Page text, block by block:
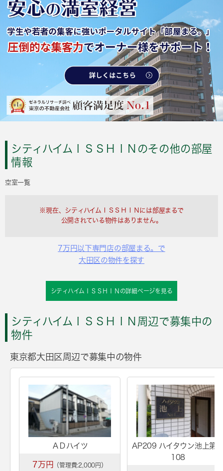
シティハイムＩＳＳＨＩＮのその他の部屋
情報
空室一覧
※現在、シティハイムＩＳＳＨＩＮには部屋まるで
公開されている物件はありません。
7万円以下専門店の部屋まる。で
大田区の物件を探す
シティハイムＩＳＳＨＩＮの詳細ページを見る
シティハイムＩＳＳＨＩＮ周辺で募集中の
物件
東京都大田区周辺で募集中の物件
ＡＤハイツ
7万円 （管理費:2,000円）
AP209 ハイタウン池上第
108